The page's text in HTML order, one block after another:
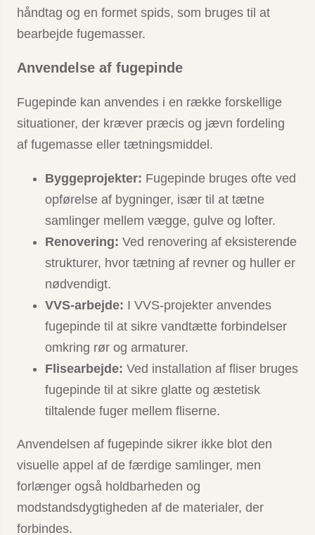
håndtag og en formet spids, som bruges til at
bearbejde fugemasser.
Anvendelse af fugepinde
Fugepinde kan anvendes i en række forskellige
situationer, der kræver præcis og jævn fordeling
af fugemasse eller tætningsmiddel.
Byggeprojekter: Fugepinde bruges ofte ved
opførelse af bygninger, især til at tætne
samlinger mellem vægge, gulve og lofter.
Renovering: Ved renovering af eksisterende
strukturer, hvor tætning af revner og huller er
nødvendigt.
VVS-arbejde: I VVS-projekter anvendes
fugepinde til at sikre vandtætte forbindelser
omkring rør og armaturer.
Flisearbejde: Ved installation af fliser bruges
fugepinde til at sikre glatte og æstetisk
tiltalende fuger mellem fliserne.
Anvendelsen af fugepinde sikrer ikke blot den
visuelle appel af de færdige samlinger, men
forlænger også holdbarheden og
modstandsdygtigheden af de materialer, der
forbindes.